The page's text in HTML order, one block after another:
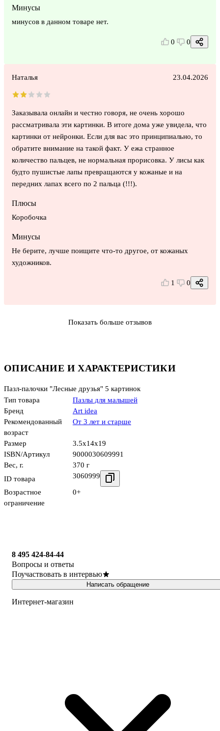
ОПИСАНИЕ И ХАРАКТЕРИСТИКИ
Пазл-палочки "Лесные друзья" 5 картинок
Тип товара
Пазлы для малышей
Бренд
Art idea
Рекомендованный
возраст
От 3 лет и старше
Размер
3.5x14x19
ISBN/Артикул
9000030609991
Вес, г.
370 г
ID товара
3060999
Возрастное
ограничение
0+
Минусы
минусов в данном товаре нет.
0 0
Наталья 23.04.2026
Заказывала онлайн и честно говоря, не очень хорошо
рассматривала эти картинки. В итоге дома уже увидела, что
картинки от нейронки. Если для вас это принципиально, то
обратите внимание на такой факт. У ежа странное
количество пальцев, не нормальная прорисовка. У лисы как
будто пушистые лапы превращаются у кожаные и на
передних лапах всего по 2 пальца (!!!).
Плюсы
Коробочка
Минусы
Не берите, лучше поищите что-то другое, от кожаных
художников.
1 0
Показать больше отзывов
8 495 424-84-44
Вопросы и ответы
Поучаствовать в интервью
Написать обращение
Интернет-магазин